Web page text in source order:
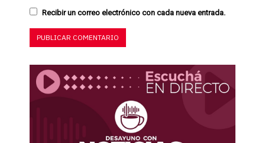
Recibir un correo electrónico con cada nueva entrada.